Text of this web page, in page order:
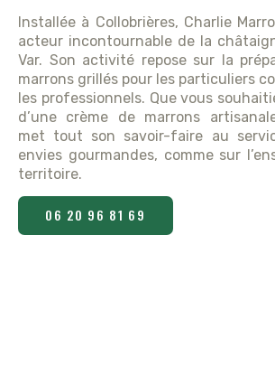
Installée à Collobrières, Charlie
acteur incontournable de la
Var. Son activité repose sur la
marrons grillés pour les particuliers
les professionnels. Que vous
d’une crème de marrons
met tout son savoir-faire au
envies gourmandes, comme sur
territoire.
06 20 96 81 69